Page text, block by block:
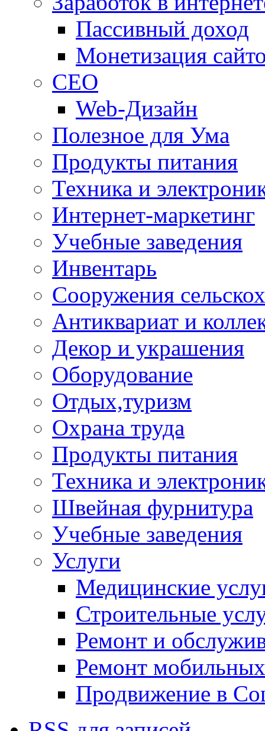
Пассивный доход
Монетизация
СЕО
Web-Дизайн
Полезное для Ума
Продукты питания
Техника и
Интернет-маркетинг
Учебные заведения
Инвентарь
Cооружения
Антиквариат и
Декор и украшения
Оборудование
Отдых,туризм
Охрана труда
Продукты питания
Техника и
Швейная фурнитура
Учебные заведения
Услуги
Медицинские
Строительные
Ремонт и
Ремонт
Продвижение в